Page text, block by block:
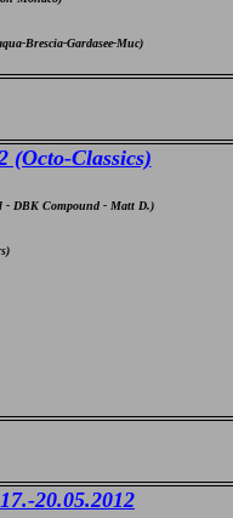
Brescia-Gardasee-Muc)
(Octo-Classics)
- DBK Compound - Matt D.)
20.05.2012